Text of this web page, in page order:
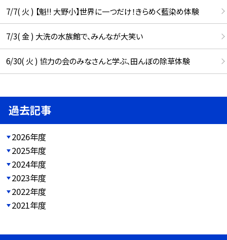
7/7( 火 ) 【魁!! 大野小】世界に一つだけ！きらめく藍染め体験
7/3( 金 ) 大洗の水族館で、みんなが大笑い
6/30( 火 ) 協力の会のみなさんと学ぶ、田んぼの除草体験
過去記事
2026年度
2025年度
2024年度
2023年度
2022年度
2021年度